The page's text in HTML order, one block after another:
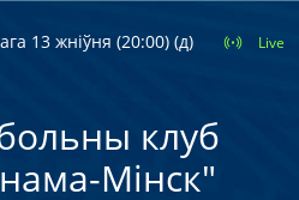
13 жніўня (20:00) (д) Live
клуб
Мiнск"